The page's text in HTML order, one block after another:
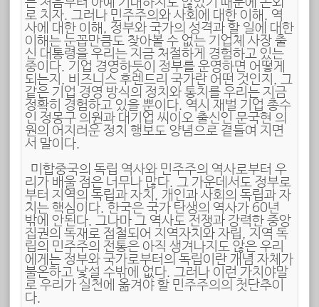
로 치자. 그러나 민주주의와 사회에 대한 이해, 역
사에 대한 이해, 정부와 국가의 성격과 할 일에 대한
이해는 눈꼽만큼도 찾아볼 수 없는 기업체 사장 출
신 대통령을 우리는 지금 처절하게 경험하고 있는
중이다. 기업 경영하듯이 정부를 운영하면 어떻게
되는지, 비즈니스 후렌드리 국가란 어떤 것인지, 그
같은 기업 경영 방식의 정치와 통치를 우리는 지금
정확히 경험하고 있을 뿐이다. 역시 재벌 기업 총수
인 정몽구 의원과 대기업 씨이오 출신인 문국현 의
원의 어지러운 정치 행보도 양념으로 곁들여 지면
서 말이다.
미합중국의 독립 역사와 민주주의 역사로부터 우
리가 배울 점은 너무나 많다. 그 가운데서도 정부로
부터 지역의 독립과 자치, 개인과 사회의 독립과 자
치는 핵심이다. 한국은 국가 탄생의 역사가 60년
밖에 안된다. 그나마 그 역사도 전쟁과 강력한 중앙
집권의 독재로 점철되어 지역자치와 자립, 지역 독
립의 민주주의 전통은 아직 생겨나지도 않은 우리
에게는 정부와 국가로부터의 독립이란 개념 자체가
불온하고 낯설 수밖에 없다. 그러나 이런 가치야말
로 우리가 실천에 옮겨야 할 민주주의의 첫단추이
다.